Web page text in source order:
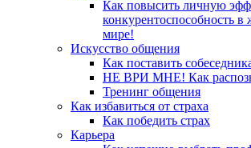
Как повысить личную
конкурентоспособность в
мире!
Искусство общения
Как поставить
НЕ ВРИ МНЕ! Как
Тренинг общения
Как избавиться от страха
Как победить страх
Карьера